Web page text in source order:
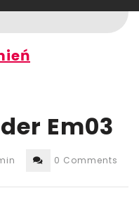
Em03
0 Comments